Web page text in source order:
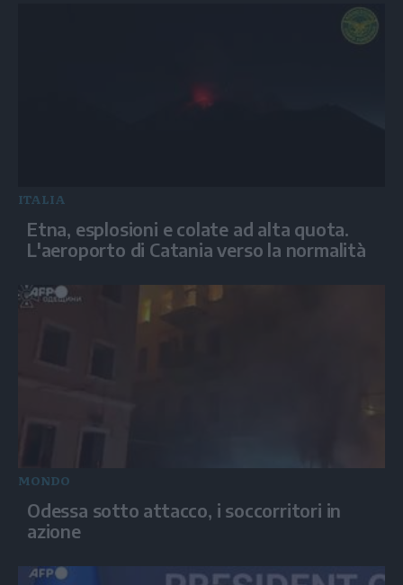
ITALIA
Etna, esplosioni e colate ad alta quota.
L'aeroporto di Catania verso la normalità
MONDO
Odessa sotto attacco, i soccorritori in
azione